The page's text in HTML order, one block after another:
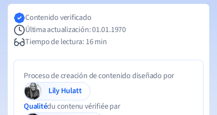
Contenido verificado
Última actualización: 01.01.1970
Tiempo de lectura: 16 min
Proceso de creación de contenido diseñado por
Lily Hulatt
Qualitédu contenu vérifiée par